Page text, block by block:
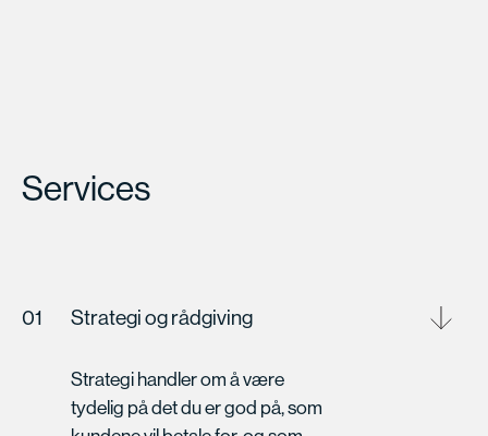
Services
01 Strategi og rådgiving
Strategi handler om å være
tydelig på det du er god på, som